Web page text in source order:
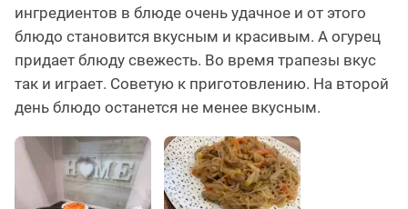
ингредиентов в блюде очень удачное и от этого
блюдо становится вкусным и красивым. А огурец
придает блюду свежесть. Во время трапезы вкус
так и играет. Советую к приготовлению. На второй
день блюдо останется не менее вкусным.